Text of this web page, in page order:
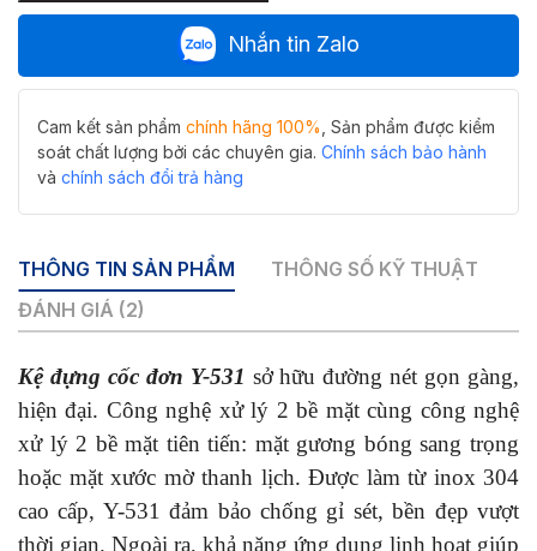
Tối
giản,
đẹp
số
lượng
Nhắn tin Zalo
Cam kết sản phẩm chính hãng 100% , Sản phẩm được kiểm
soát chất lượng bởi các chuyên gia. Chính sách bảo hành
và chính sách đổi trả hàng
THÔNG TIN SẢN PHẨM
THÔNG SỐ KỸ THUẬT
ĐÁNH GIÁ (2)
Kệ đựng cốc đơn Y-531 sở hữu đường nét gọn gàng,
hiện đại. Công nghệ xử lý 2 bề mặt cùng công nghệ
xử lý 2 bề mặt tiên tiến: mặt gương bóng sang trọng
hoặc mặt xước mờ thanh lịch. Được làm từ inox 304
cao cấp, Y-531 đảm bảo chống gỉ sét, bền đẹp vượt
thời gian. Ngoài ra, khả năng ứng dụng linh hoạt giúp